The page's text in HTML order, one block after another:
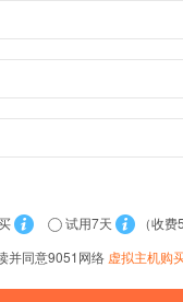
试用7天
（收费
并同意9051网络 虚拟主机购